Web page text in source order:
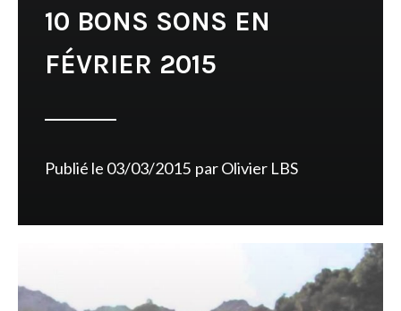
10 BONS SONS EN
FÉVRIER 2015
Publié le 03/03/2015 parOlivier LBS